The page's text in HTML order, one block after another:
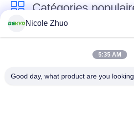
Catégories
connecteur de
par
Connecteurs
Nicole Zhuo
5:35 AM
Good day, what product are you